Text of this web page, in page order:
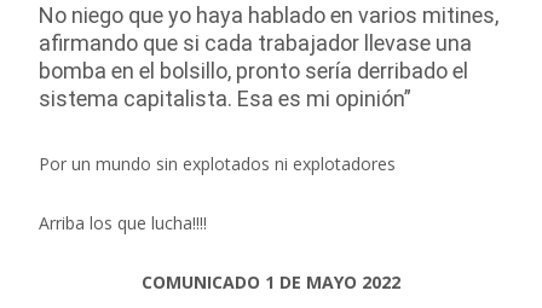
No niego que yo haya hablado en varios mitines,
afirmando que si cada trabajador llevase una
bomba en el bolsillo, pronto sería derribado el
sistema capitalista. Esa es mi opinión”
Por un mundo sin explotados ni explotadores
Arriba los que lucha!!!!
COMUNICADO 1 DE MAYO 2022